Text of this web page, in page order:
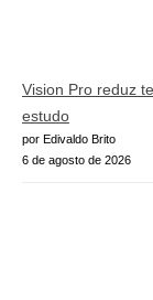
Vision Pro reduz
estudo
por Edivaldo Brito
6 de agosto de 2026